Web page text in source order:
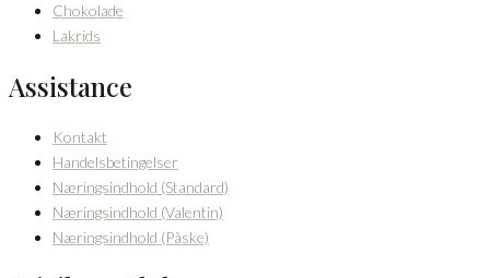
Chokolade
Lakrids
Assistance
Kontakt
Handelsbetingelser
Næringsindhold (Standard)
Næringsindhold (Valentin)
Næringsindhold (Påske)